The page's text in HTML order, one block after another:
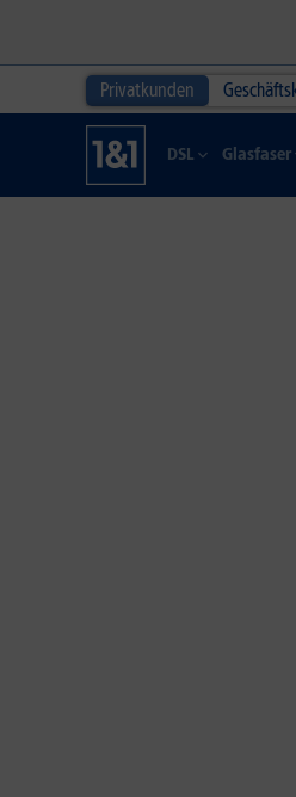
Privatkunden
DSL Glasfaser